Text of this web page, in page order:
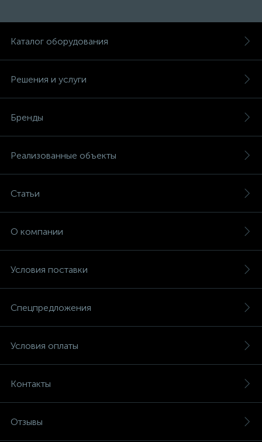
Каталог оборудования
Решения и услуги
Бренды
Реализованные объекты
Статьи
О компании
Условия поставки
Спецпредложения
Условия оплаты
Контакты
Отзывы